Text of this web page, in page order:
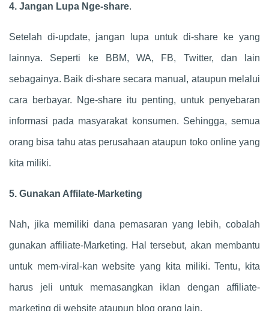
4. Jangan Lupa Nge-share.
Setelah di-update, jangan lupa untuk di-share ke yang
lainnya. Seperti ke BBM, WA, FB, Twitter, dan lain
sebagainya. Baik di-share secara manual, ataupun melalui
cara berbayar. Nge-share itu penting, untuk penyebaran
informasi pada masyarakat konsumen. Sehingga, semua
orang bisa tahu atas perusahaan ataupun toko online yang
kita miliki.
5. Gunakan Affilate-Marketing
Nah, jika memiliki dana pemasaran yang lebih, cobalah
gunakan affiliate-Marketing. Hal tersebut, akan membantu
untuk mem-viral-kan website yang kita miliki. Tentu, kita
harus jeli untuk memasangkan iklan dengan affiliate-
marketing di website ataupun blog orang lain.